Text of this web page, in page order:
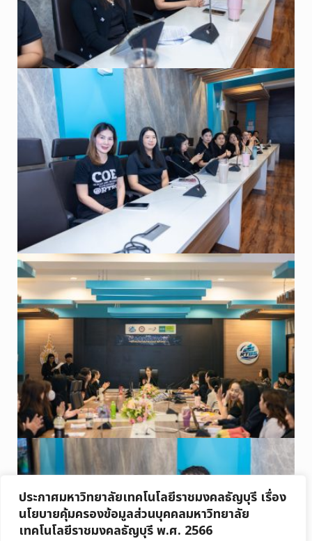
ประกาศมหาวิทยาลัยเทคโนโลยีราชมงคลธัญบุรี เรื่อง
นโยบายคุ้มครองข้อมูลส่วนบุคคลมหาวิทยาลัย
เทคโนโลยีราชมงคลธัญบุรี พ.ศ. 2566